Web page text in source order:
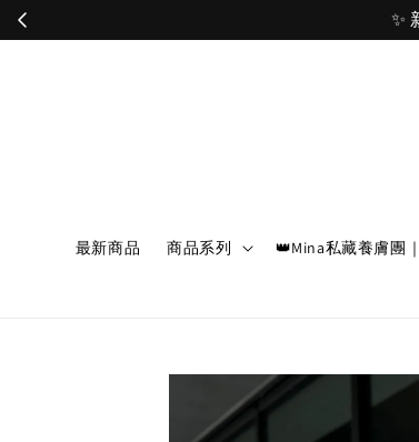
最新商品 商品系列 👑Mina私藏養膚團